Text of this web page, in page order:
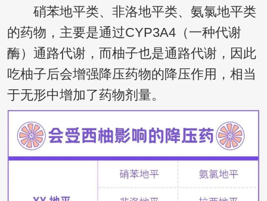
硝苯地平类、非洛地平类、氨氯地平类
的药物，主要是通过CYP3A4（一种代谢
酶）通路代谢，而柚子也是通路代谢，因此
吃柚子后会增强降压药物的降压作用，相当
于无形中增加了药物剂量。